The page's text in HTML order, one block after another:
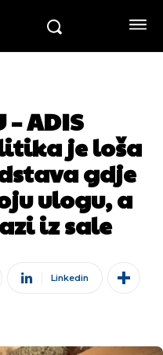
– ADIS
je loša
gdje
ulogu, a
iz sale
Linkedin